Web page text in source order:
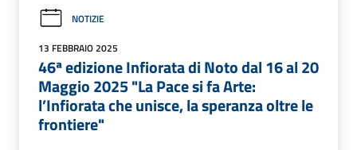
NOTIZIE
13 FEBBRAIO 2025
46ª edizione Infiorata di Noto dal 16 al 20
Maggio 2025 "La Pace si fa Arte:
l’Infiorata che unisce, la speranza oltre le
frontiere"